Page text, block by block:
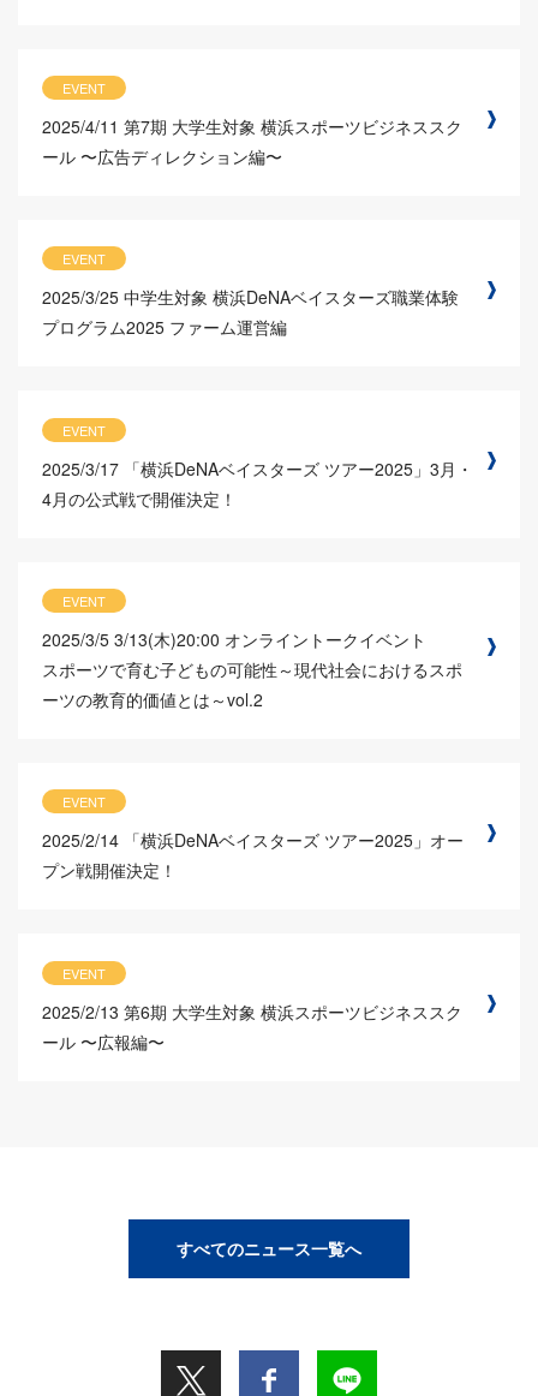
EVENT
2025/4/11 第7期 大学生対象 横浜スポーツビジネススク
ール 〜広告ディレクション編〜
EVENT
2025/3/25 中学生対象 横浜DeNAベイスターズ職業体験
プログラム2025 ファーム運営編
EVENT
2025/3/17 「横浜DeNAベイスターズ ツアー2025」3月・
4月の公式戦で開催決定！
EVENT
2025/3/5 3/13(木)20:00 オンライントークイベント
スポーツで育む子どもの可能性～現代社会におけるスポ
ーツの教育的価値とは～vol.2
EVENT
2025/2/14 「横浜DeNAベイスターズ ツアー2025」オー
プン戦開催決定！
EVENT
2025/2/13 第6期 大学生対象 横浜スポーツビジネススク
ール 〜広報編〜
すべてのニュース一覧へ